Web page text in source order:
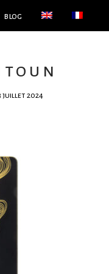
blog
juillet 2024